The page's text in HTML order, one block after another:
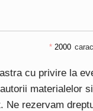
*
cu privire la
materialelor
Ne rezervam